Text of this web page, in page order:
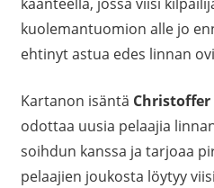
kuolemantuomion alle jo
ehtinyt astua edes linnan
Kartanon isäntä Christoffer
odottaa uusia pelaajia
soihdun kanssa ja tarjoaa
pelaajien joukosta löytyy